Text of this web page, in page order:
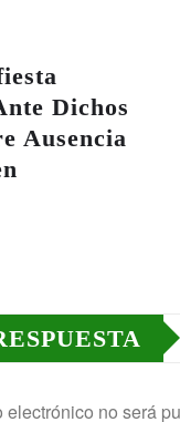
Dichos
Ausencia
electrónico no será